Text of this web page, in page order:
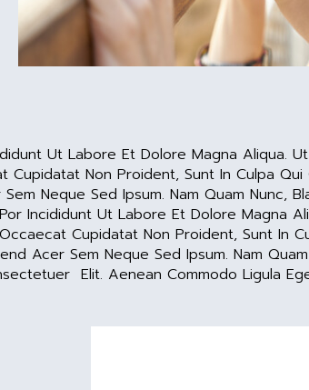
Ut Labore Et Dolore Magna Aliqua.
Non Proident, Sunt In Culpa
Neque Sed Ipsum. Nam Quam Nunc,
Incididunt Ut Labore Et Dolore Magna
Cupidatat Non Proident, Sunt In
Acer Sem Neque Sed Ipsum. Nam
Elit. Aenean Commodo Ligula